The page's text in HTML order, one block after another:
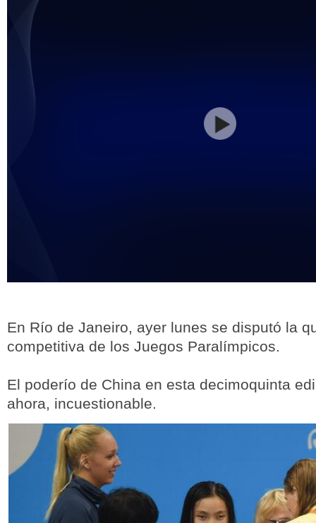
En Río de Janeiro, ayer lunes se disputó la
competitiva de los Juegos Paralímpicos.
El poderío de China en esta decimoquinta
ahora, incuestionable.